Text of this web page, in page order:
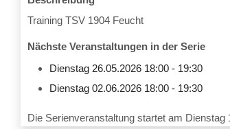
Training TSV 1904 Feucht
Nächste Veranstaltungen in der Serie
Dienstag 26.05.2026 18:00 - 19:30
Dienstag 02.06.2026 18:00 - 19:30
Die Serienveranstaltung startet am